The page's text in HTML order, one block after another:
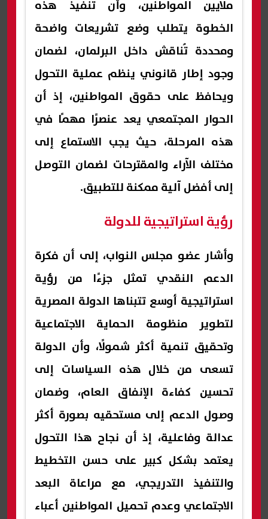
ملايين المواطنين، وأن تنفيذ هذه
الخطوة يتطلب وضع تشريعات واضحة
ومحددة تُناقش داخل البرلمان، لضمان
وجود إطار قانوني ينظم عملية التحول
ويحافظ على حقوق المواطنين، إذ أن
الحوار المجتمعي يعد عنصرًا مهمًا في
هذه المرحلة، حيث يجب الاستماع إلى
مختلف الآراء والمقترحات لضمان التوصل
إلى أفضل آلية ممكنة للتطبيق.
رؤية استراتيجية للدولة
وأشار عضو مجلس النواب، إلى أن فكرة
الدعم النقدي تمثل جزءًا من رؤية
استراتيجية أوسع تتبناها الدولة المصرية
لتطوير منظومة الحماية الاجتماعية
وتحقيق تنمية أكثر شمولًا، وأن الدولة
تسعى من خلال هذه السياسات إلى
تحسين كفاءة الإنفاق العام، وضمان
وصول الدعم إلى مستحقيه بصورة أكثر
عدالة وفاعلية، إذ أن نجاح هذا التحول
يعتمد بشكل كبير على حسن التخطيط
والتنفيذ التدريجي، مع مراعاة البعد
الاجتماعي وعدم تحميل المواطنين أعباء